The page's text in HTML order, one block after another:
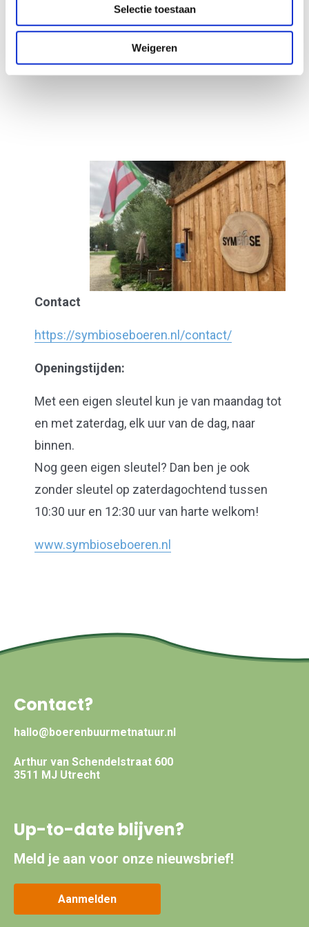
Selectie toestaan
Weigeren
Contact
https://symbioseboeren.nl/contact/
Openingstijden:
Met een eigen sleutel kun je van maandag tot
en met zaterdag, elk uur van de dag, naar
binnen.
Nog geen eigen sleutel? Dan ben je ook
zonder sleutel op zaterdagochtend tussen
10:30 uur en 12:30 uur van harte welkom!
www.symbioseboeren.nl
Contact?
hallo@boerenbuurmetnatuur.nl
Arthur van Schendelstraat 600
3511 MJ Utrecht
Up-to-date blijven?
Meld je aan voor onze nieuwsbrief!
Aanmelden